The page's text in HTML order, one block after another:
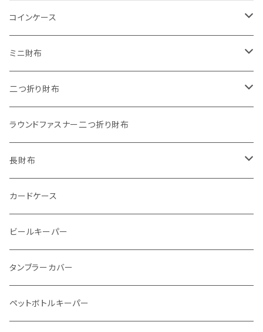
"子供の絵"キーホルダー
"餞別"キーホルダー
"うちの子"ペットキーホルダー
コインケース
ワンタッチコインケース ブライドルレザー
ワンタッチコインケース ブッテーロ
ワンタッチコインケース 国産革
ファスナーコインケース
ミニ財布
"Jack"マイクロウォレット(三つ折り式)
"Ripper"マイクロウォレット(三つ折り式)
二つ折り財布
"Basic"アートウォレット
番外編Basicアートウォレット (インポート革版)
スキニーウォレット
ストーンウォレット
メタルウォレット
インビジブルウォレット
イントレチャート 編み込みアートウォレット
ラウンドファスナー二つ折り財布
長財布
折り財布
L字ファスナー
柔らか革財布
イントレチャート
カードケース
ビールキーパー
タンブラーカバー
ペットボトルキーパー